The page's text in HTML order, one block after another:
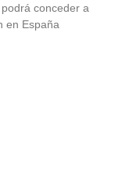
conceder a
en España